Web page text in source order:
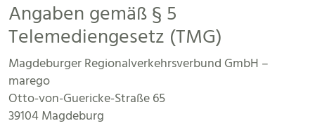
Angaben gemäß § 5
Telemediengesetz (TMG)
Magdeburger Regionalverkehrsverbund GmbH –
marego
Otto-von-Guericke-Straße 65
39104 Magdeburg